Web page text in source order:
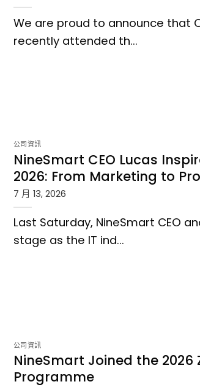
We are proud to announce that
recently attended th...
公司資訊
NineSmart CEO Lucas
2026: From Marketing to
7 月 13, 2026
Last Saturday, NineSmart CEO
stage as the IT ind...
公司資訊
NineSmart Joined the 2026
Programme